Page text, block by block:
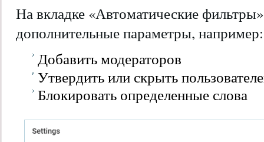
На вкладке «Автоматические
дополнительные параметры, например:
Добавить модераторов
Утвердить или скрыть
Блокировать определенные слова